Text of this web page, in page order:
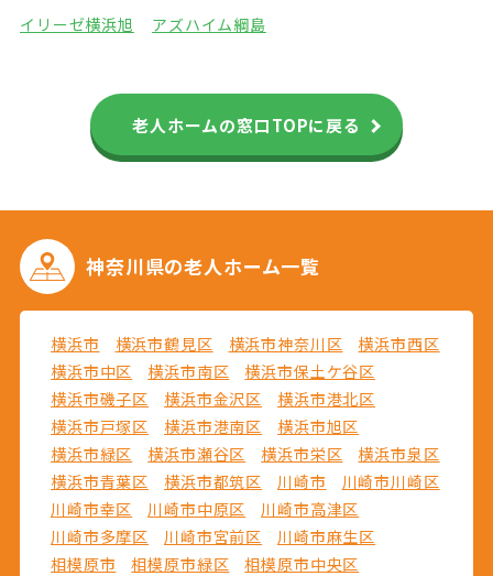
イリーゼ横浜旭
アズハイム綱島
老人ホームの窓口TOPに戻る
神奈川県の老人ホーム一覧
横浜市 横浜市鶴見区 横浜市神奈川区
横浜市西区
横浜市中区
横浜市南区
横浜市保土ケ谷区
横浜市磯子区
横浜市金沢区
横浜市港北区
横浜市戸塚区
横浜市港南区
横浜市旭区
横浜市緑区
横浜市瀬谷区 横浜市栄区
横浜市泉区
横浜市青葉区
横浜市都筑区 川崎市
川崎市川崎区
川崎市幸区
川崎市中原区
川崎市高津区
川崎市多摩区
川崎市宮前区
川崎市麻生区
相模原市
相模原市緑区
相模原市中央区